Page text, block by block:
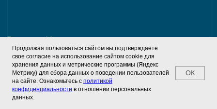
Продолжая пользоваться сайтом вы подтверждаете
свое согласие на использование сайтом cookie для
хранения данных и метрические программы (Яндекс
Метрику) для сбора данных о поведении пользователей
на сайте. Ознакомьтесь с политикой
конфиденциальности в отношении персональных
данных.
ОК